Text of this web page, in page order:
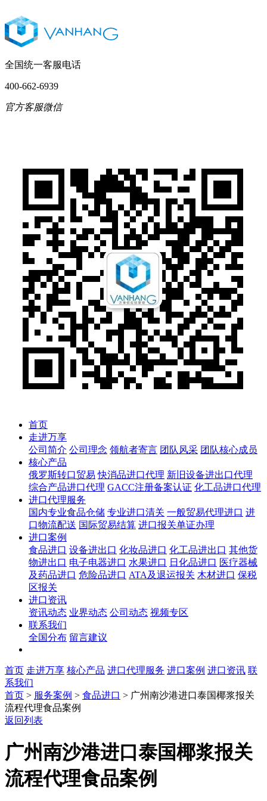
全国统一客服电话
400-662-6939
官方客服微信
首页
走进万享
公司简介 公司理念 领航者寄言 团队风采 团队核心成员
核心产品
俄罗斯转口贸易 快消品进口代理 新旧设备进出口代理
综合产品进口代理 GACC注册备案认证 化工品进口代理
进口代理服务
国内专业食品仓储 专业进口清关 一般贸易代理进口 进
口物流配送 国际贸易结算 进口报关单证办理
进口案例
食品进口 设备进出口 化妆品进口 化工品进出口 其他货
物进出口 电子电器进口 水果进口 日化品进口 医疗器械
及药品进口 危险品进口 ATA及退运报关 木材进口 保税
区报关
进口资讯
资讯动态 业界动态 公司动态 视频专区
联系我们
全国分布 留言建议
首页 走进万享 核心产品 进口代理服务 进口案例 进口资讯 联
系我们
首页 > 服务案例 > 食品进口 > 广州南沙港进口泰国椰浆报关
流程代理食品案例
返回列表
广州南沙港进口泰国椰浆报关
流程代理食品案例